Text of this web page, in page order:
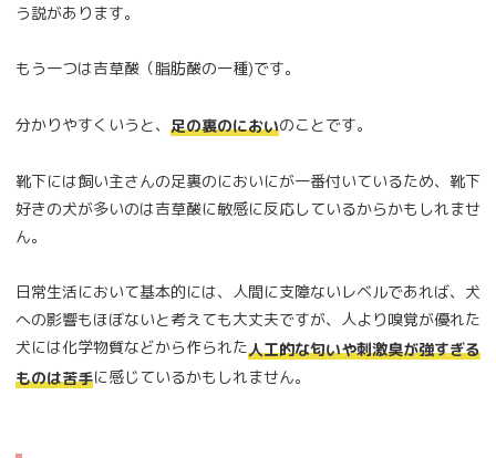
う説があります。
もう一つは吉草酸（脂肪酸の一種)です。
分かりやすくいうと、 足の裏のにおいのことです。
靴下には飼い主さんの足裏のにおいにが一番付いているため、靴下
好きの犬が多いのは吉草酸に敏感に反応しているからかもしれませ
ん。
日常生活において基本的には、人間に支障ないレベルであれば、犬
への影響もほぼないと考えても大丈夫ですが、人より嗅覚が優れた
犬には化学物質などから作られた人工的な匂いや刺激臭が強すぎる
ものは苦手に感じているかもしれません。